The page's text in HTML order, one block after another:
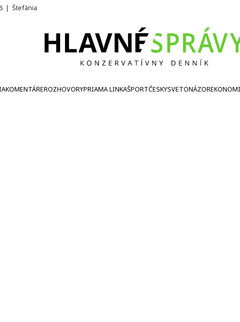
| Štefánia
KOMENTÁREROZHOVORYPRIAMA LINKAŠPORTČESKYSVETONÁZOR